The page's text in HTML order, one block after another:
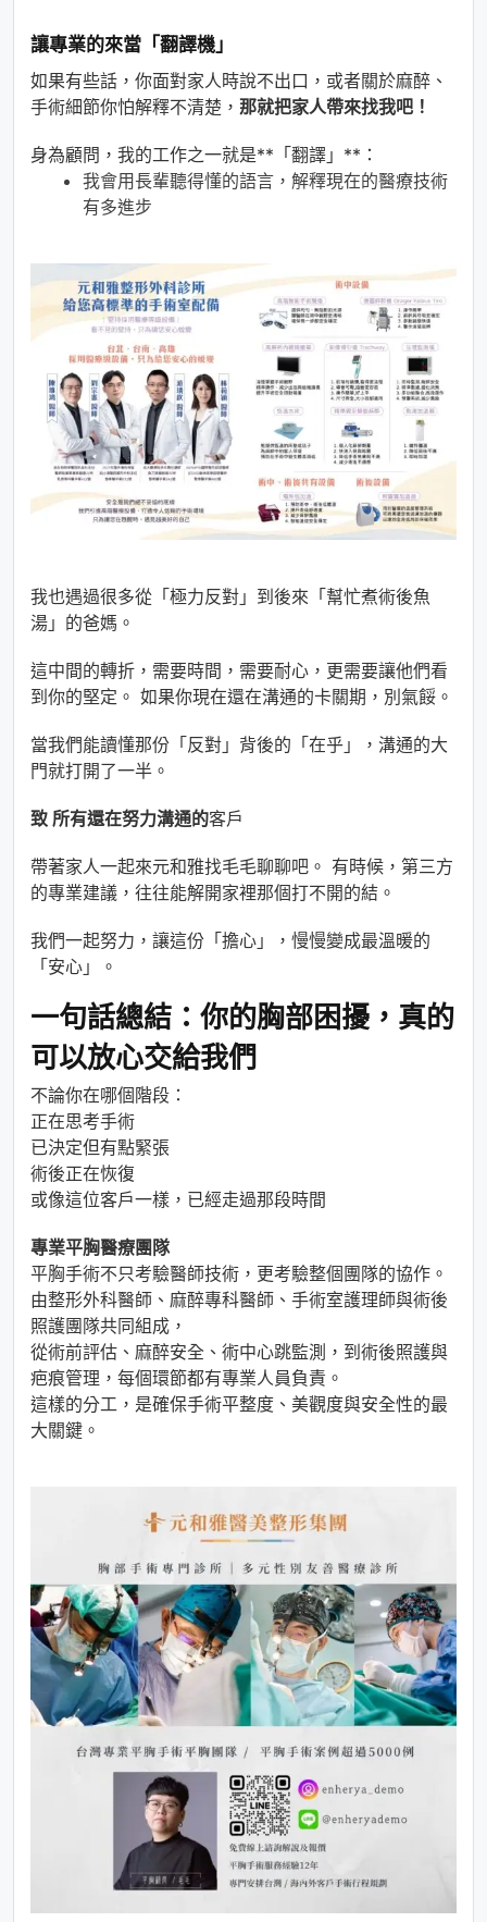
讓專業的來當「翻譯機」
如果有些話，你面對家人時說不出口，或者關於麻醉、
手術細節你怕解釋不清楚， 那就把家人帶來找我吧！
身為顧問，我的工作之一就是**「翻譯」**：
我會用長輩聽得懂的語言，解釋現在的醫療技術
有多進步
我也遇過很多從「極力反對」到後來「幫忙煮術後魚
湯」的爸媽。
這中間的轉折，需要時間，需要耐心，更需要讓他們看
到你的堅定。 如果你現在還在溝通的卡關期，別氣餒。
當我們能讀懂那份「反對」背後的「在乎」，溝通的大
門就打開了一半。
致 所有還在努力溝通的客戶
帶著家人一起來元和雅找毛毛聊聊吧。 有時候，第三方
的專業建議，往往能解開家裡那個打不開的結。
我們一起努力，讓這份「擔心」，慢慢變成最溫暖的
「安心」。
一句話總結：你的胸部困擾，真的
可以放心交給我們
不論你在哪個階段：
正在思考手術
已決定但有點緊張
術後正在恢復
或像這位客戶一樣，已經走過那段時間
專業平胸醫療團隊
平胸手術不只考驗醫師技術，更考驗整個團隊的協作。
由整形外科醫師、麻醉專科醫師、手術室護理師與術後
照護團隊共同組成，
從術前評估、麻醉安全、術中心跳監測，到術後照護與
疤痕管理，每個環節都有專業人員負責。
這樣的分工，是確保手術平整度、美觀度與安全性的最
大關鍵。